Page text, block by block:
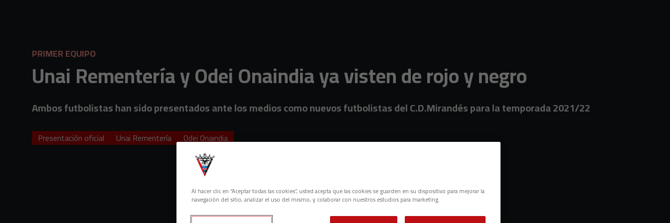
PRIMER EQUIPO
Unai Rementería y Odei Onaindia ya visten de rojo y negro
Ambos futbolistas han sido presentados ante los medios como nuevos futbolistas del C.D.Mirandés para la temporada 2021/22
Presentación oficial Unai Rementería Odei Onaindia
Al hacer clic en “Aceptar todas las cookies”, usted acepta que las cookies se guarden en su dispositivo para mejorar la
navegación del sitio, analizar el uso del mismo, y colaborar con nuestros estudios para marketing.